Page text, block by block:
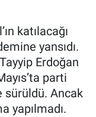
katılacağı
yansıdı.
Erdoğan
parti
sürüldü. Ancak
yapılmadı.